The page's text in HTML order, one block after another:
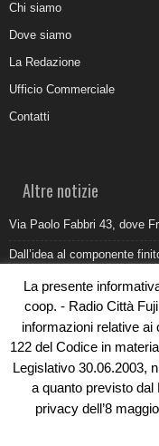
Chi siamo
Dove siamo
La Redazione
Ufficio Commerciale
Contatti
Altre notizie
Via Paolo Fabbri 43, dove
Dall’idea al componente
Belvedere Marittimo e il
Come organizzare e
Umidità di risalita in casa,
La presente
coop. - Radio Città
informazioni relative ai
122 del Codice in
Legislativo 30.06.2003,
a quanto previsto
privacy dell’8